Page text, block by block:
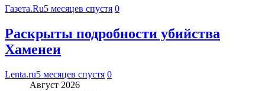
Газета.Ru5 месяцев спустя 0
Раскрыты подробности убийства
Хаменеи
Lenta.ru5 месяцев спустя 0
Август 2026